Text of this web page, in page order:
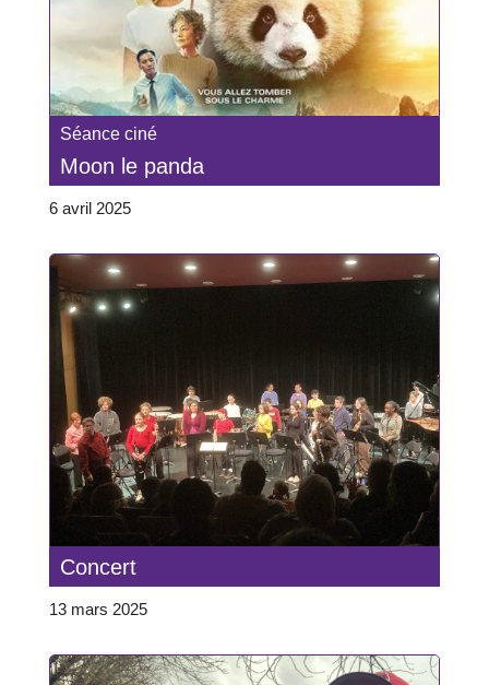
Séance ciné
Moon le panda
6 avril 2025
Concert
13 mars 2025